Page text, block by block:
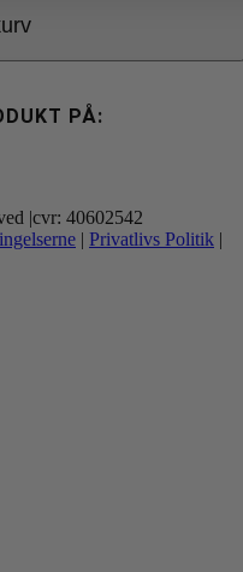
PÅ:
|cvr: 40602542
| Privatlivs Politik |